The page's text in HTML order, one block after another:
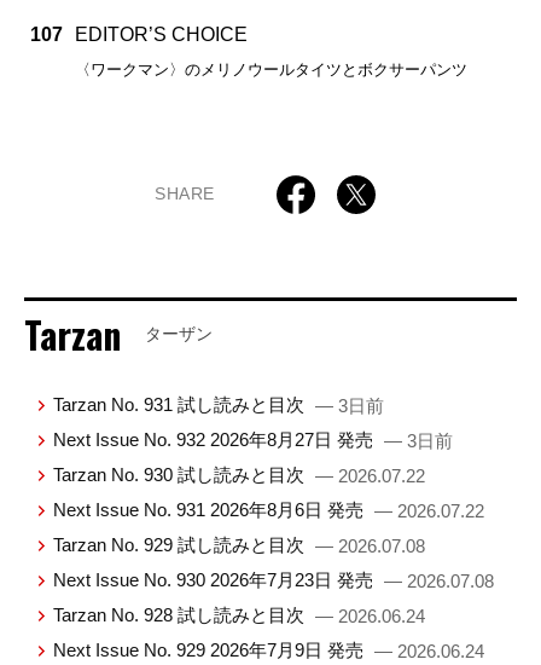
107 EDITOR’S CHOICE
〈ワークマン〉のメリノウールタイツとボクサーパンツ
SHARE
Tarzan ターザン
Tarzan No. 931 試し読みと目次 — 3日前
Next Issue No. 932 2026年8月27日 発売 — 3日前
Tarzan No. 930 試し読みと目次 — 2026.07.22
Next Issue No. 931 2026年8月6日 発売 — 2026.07.22
Tarzan No. 929 試し読みと目次 — 2026.07.08
Next Issue No. 930 2026年7月23日 発売 — 2026.07.08
Tarzan No. 928 試し読みと目次 — 2026.06.24
Next Issue No. 929 2026年7月9日 発売 — 2026.06.24